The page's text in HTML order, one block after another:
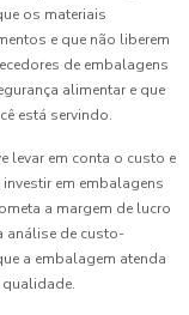
os materiais
e que não liberem
de embalagens
alimentar e que
está servindo.
levar em conta o custo e
em embalagens
a margem de lucro
análise de custo-
a embalagem atenda